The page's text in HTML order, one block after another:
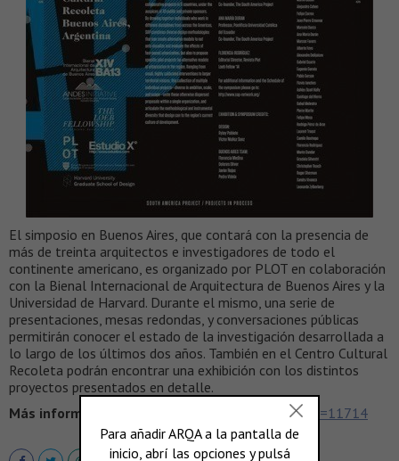
El simposio en Buenos Aires, que contará con la presencia de
más de treinta arquitectos e investigadores de todo el
continente americano, es organizado por PLOT en colaboración
con la Bienal Internacional de Arquitectura de Buenos Aires y la
Universidad de Harvard. Durante el mismo, una serie de
presentaciones, mesas redondas, y conversaciones públicas
permitirán conocer el estado de la investigación desarrollada a
lo largo de los últimos dos años. También en el Centro Cultural
Recoleta podrán encontrar una exhibición con los distintos
proyectos presentados en detalle.
Más información >
http://www.revistaplot.com/?p=11714